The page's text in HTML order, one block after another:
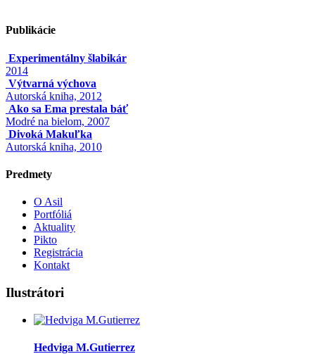
Publikácie
Experimentálny šlabikár
2014
Výtvarná výchova
Autorská kniha, 2012
Ako sa Ema prestala báť
Modré na bielom, 2007
Divoká Makuľka
Autorská kniha, 2010
Predmety
O Asil
Portfóliá
Aktuality
Pikto
Registrácia
Kontakt
Ilustrátori
Hedviga M.Gutierrez